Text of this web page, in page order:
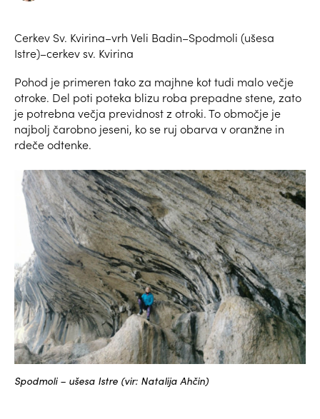
Cerkev Sv. Kvirina–vrh Veli Badin–Spodmoli (ušesa
Istre)–cerkev sv. Kvirina
Pohod je primeren tako za majhne kot tudi malo večje
otroke. Del poti poteka blizu roba prepadne stene, zato
je potrebna večja previdnost z otroki. To območje je
najbolj čarobno jeseni, ko se ruj obarva v oranžne in
rdeče odtenke.
Spodmoli – ušesa Istre (vir: Natalija Ahčin)